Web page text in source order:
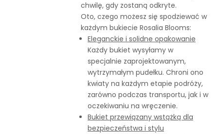
chwilę, gdy zostaną odkryte.
Oto, czego możesz się spodziewać w
każdym bukiecie Rosalia Blooms:
Eleganckie i solidne opakowanie
Każdy bukiet wysyłamy w
specjalnie zaprojektowanym,
wytrzymałym pudełku. Chroni ono
kwiaty na każdym etapie podróży,
zarówno podczas transportu, jak i w
oczekiwaniu na wręczenie.
Bukiet przewiązany wstążką dla
bezpieczeństwa i stylu